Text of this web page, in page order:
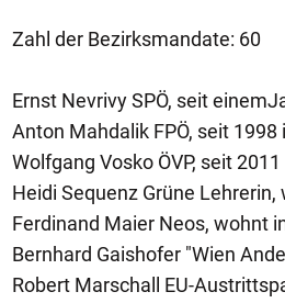
Zahl der Bezirksmandate: 60
Ernst Nevrivy SPÖ, seit
Anton Mahdalik FPÖ, seit
Wolfgang Vosko ÖVP, seit
Heidi Sequenz Grüne
Ferdinand Maier Neos, wohnt
Bernhard Gaishofer "Wien
Robert Marschall EU-